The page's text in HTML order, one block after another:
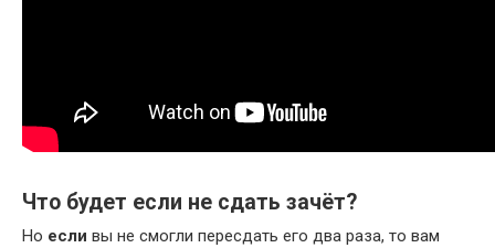
Что будет если не сдать зачёт?
Но если вы не смогли пересдать его два раза, то вам